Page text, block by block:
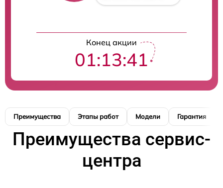
Конец акции
01:13:40
Преимущества Этапы работ Модели Гарантия
Преимущества сервис-
центра